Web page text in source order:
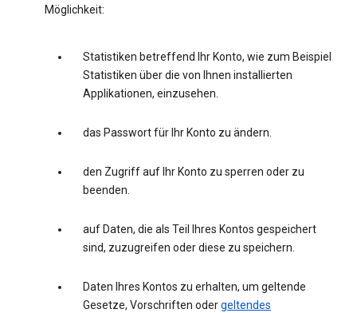
Möglichkeit:
Statistiken betreffend Ihr Konto, wie zum Beispiel
Statistiken über die von Ihnen installierten
Applikationen, einzusehen.
das Passwort für Ihr Konto zu ändern.
den Zugriff auf Ihr Konto zu sperren oder zu
beenden.
auf Daten, die als Teil Ihres Kontos gespeichert
sind, zuzugreifen oder diese zu speichern.
Daten Ihres Kontos zu erhalten, um geltende
Gesetze, Vorschriften odergeltendes